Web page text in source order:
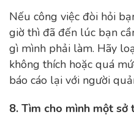
Nếu công việc đòi hỏi
giờ thì đã đến lúc bạn
gì mình phải làm. Hãy
không thích hoặc quá
báo cáo lại với người
8. Tìm cho mình một sở